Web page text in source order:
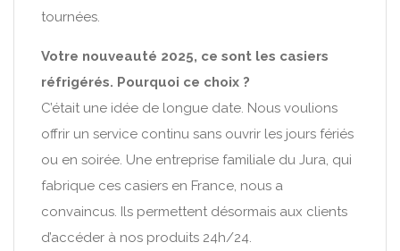
tournées.
Votre nouveauté 2025, ce sont les casiers
réfrigérés. Pourquoi ce choix ?
C’était une idée de longue date. Nous voulions
offrir un service continu sans ouvrir les jours fériés
ou en soirée. Une entreprise familiale du Jura, qui
fabrique ces casiers en France, nous a
convaincus. Ils permettent désormais aux clients
d’accéder à nos produits 24h/24.